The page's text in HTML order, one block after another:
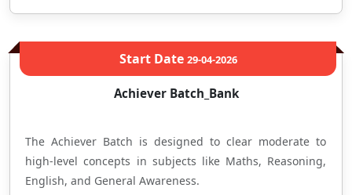
Start Date 29-04-2026
Achiever Batch_Bank
The Achiever Batch is designed to clear moderate to
high-level concepts in subjects like Maths, Reasoning,
English, and General Awareness.